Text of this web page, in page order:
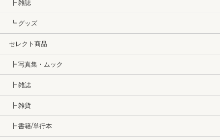
┣ 雑誌
┗ グッズ
セレクト商品
┣ 写真集・ムック
┣ 雑誌
┣ 雑貨
┣ 書籍/単行本